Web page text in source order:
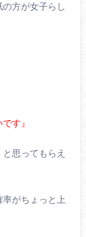
方が女子らし
す』
と思ってもらえ
がちょっと上